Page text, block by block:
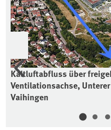
Kaltluftabfluss über
Ventilationsachse,
Vaihingen
Vorherige